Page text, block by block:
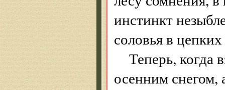
инстинкт
соловья в
Теперь, когда
осенним снегом,